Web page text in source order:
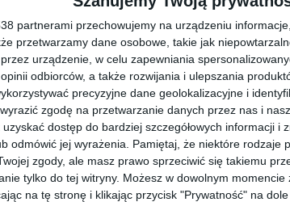
partnerami przechowujemy na urządzeniu
przetwarzamy dane osobowe, takie jak
przez urządzenie, w celu zapewniania
odbiorców, a także rozwijania i ulepszania
precyzyjne dane geolokalizacyjne i
zgodę na przetwarzanie danych przez nas i
dostęp do bardziej szczegółowych informacji i
odmówić jej wyrażenia.
Pamiętaj, że niektóre rodzaje
zgody, ale masz prawo sprzeciwić się takiemu
tylko do tej witryny. Możesz w dowolnym
na tę stronę i klikając przycisk "Prywatność" na dole